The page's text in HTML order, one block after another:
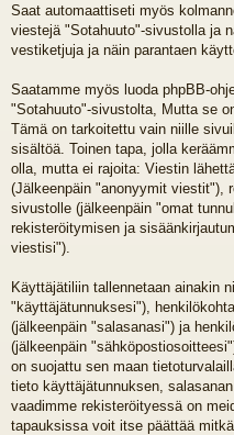
Saat automaattiseti myös
viestejä "Sotahuuto"-sivustolla ja
vestiketjuja ja näin parantaen
Saatamme myös luoda phpBB-
"Sotahuuto"-sivustolta, Mutta se
Tämä on tarkoitettu vain niille
sisältöä. Toinen tapa, jolla
olla, mutta ei rajoita: Viestin
(Jälkeenpäin "anonyymit viestit"),
sivustolle (jälkeenpäin "omat
rekisteröitymisen ja
viestisi").
Käyttäjätiliin tallennetaan ainakin
"käyttäjätunnuksesi"),
(jälkeenpäin "salasanasi") ja
(jälkeenpäin
on suojattu sen maan
tieto käyttäjätunnuksen,
vaadimme rekisteröityessä on
tapauksissa voit itse päättää